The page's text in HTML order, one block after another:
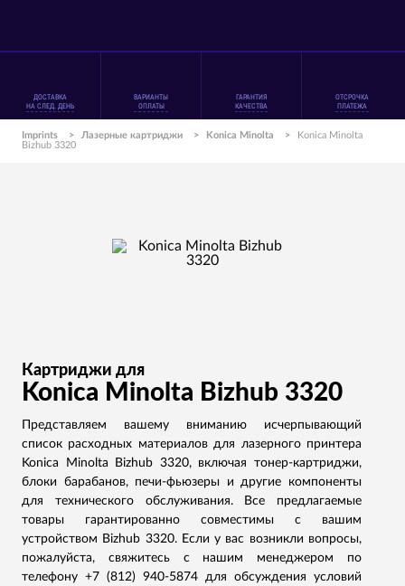
ДОСТАВКА
НА СЛЕД. ДЕНЬ
ВАРИАНТЫ
ОПЛАТЫ
ГАРАНТИЯ
КАЧЕСТВА
ОТСРОЧКА
ПЛАТЕЖА
Imprints > Лазерные картриджи > Konica Minolta >
Konica Minolta
Bizhub 3320
Картриджи для
Konica Minolta Bizhub 3320
Представляем вашему вниманию исчерпывающий
список расходных материалов для лазерного принтера
Konica Minolta Bizhub 3320, включая тонер-картриджи,
блоки барабанов, печи-фьюзеры и другие компоненты
для технического обслуживания. Все предлагаемые
товары гарантированно совместимы с вашим
устройством Bizhub 3320. Если у вас возникли вопросы,
пожалуйста, свяжитесь с нашим менеджером по
телефону +7 (812) 940-5874 для обсуждения условий